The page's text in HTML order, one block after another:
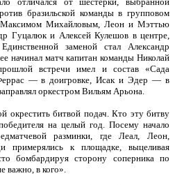
бразильской команды в групповом
Максимом Михайловым, Леон и Мэттью
Гуцалюк и Алексей Кулешов в центре,
заменой стал Александр
начинал матч капитан команды Николай
встречи имел и состав «Сада
— в доигровке, Исак и Эдер — в
оркестром Вильям Арьона.
битвой подач. Кто эту битву
на целый год. Посему начало
разминки, где Леал, Леон,
к площадке, выцеливая
бомбардируя сторону соперника по
важно, в кого».